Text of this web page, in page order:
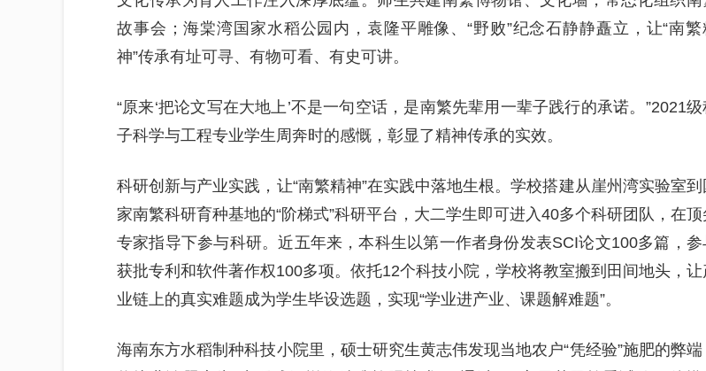
故事会；海棠湾国家水稻公园内，袁隆平雕像、“野败”纪念石静静矗立，让“南繁
神”传承有址可寻、有物可看、有史可讲。
“原来‘把论文写在大地上’不是一句空话，是南繁先辈用一辈子践行的承诺。”2021级
子科学与工程专业学生周奔时的感慨，彰显了精神传承的实效。
科研创新与产业实践，让“南繁精神”在实践中落地生根。学校搭建从崖州湾实验室到
家南繁科研育种基地的“阶梯式”科研平台，大二学生即可进入40多个科研团队，在顶
专家指导下参与科研。近五年来，本科生以第一作者身份发表SCI论文100多篇，参
获批专利和软件著作权100多项。依托12个科技小院，学校将教室搬到田间地头，让
业链上的真实难题成为学生毕设选题，实现“学业进产业、课题解难题”。
海南东方水稻制种科技小院里，硕士研究生黄志伟发现当地农户“凭经验”施肥的弊端